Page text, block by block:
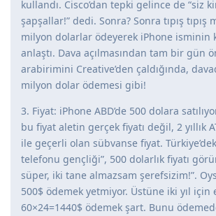
kullandı. Cisco’dan tepki gelince de “siz
şapşallar!” dedi. Sonra? Sonra tıpış tıpış
milyon dolarlar ödeyerek iPhone isminin
anlaştı. Dava açılmasından tam bir gün
arabirimini Creative’den çaldığında,
milyon dolar ödemesi gibi!
3. Fiyat: iPhone ABD’de 500 dolara
bu fiyat aletin gerçek fiyatı değil, 2 yıllık
ile geçerli olan sübvanse fiyat.
telefonu gençliği”, 500 dolarlık fiyatı
süper, iki tane almazsam şerefsizim!”.
500$ ödemek yetmiyor. Üstüne iki yıl için
60×24=1440$ ödemek şart. Bunu